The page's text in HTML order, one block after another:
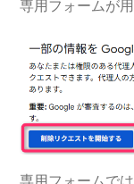
専用フォームが
専用フォームで